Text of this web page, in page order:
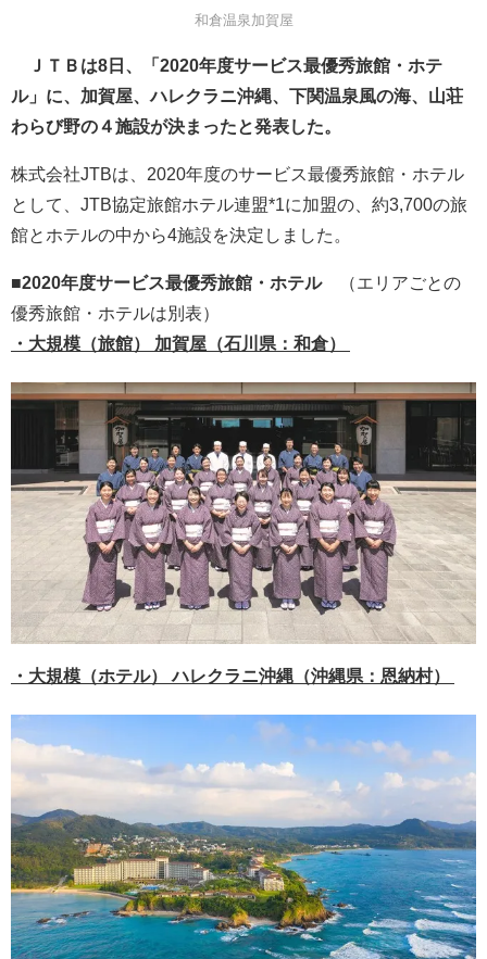
和倉温泉加賀屋
ＪＴＢは8日、「2020年度サービス最優秀旅館・ホテ
ル」に、加賀屋、ハレクラニ沖縄、下関温泉風の海、山荘
わらび野の４施設が決まったと発表した。
株式会社JTBは、2020年度のサービス最優秀旅館・ホテル
として、JTB協定旅館ホテル連盟*1に加盟の、約3,700の旅
館とホテルの中から4施設を決定しました。
■2020年度サービス最優秀旅館・ホテル
（エリアごとの
優秀旅館・ホテルは別表）
・大規模（旅館） 加賀屋（石川県：和倉）
・大規模（ホテル） ハレクラニ沖縄（沖縄県：恩納村）